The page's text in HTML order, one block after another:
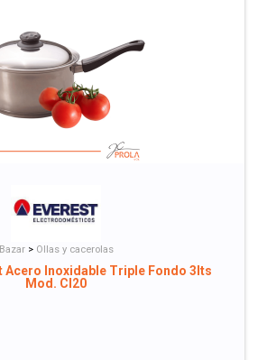
Bazar >Ollas y cacerolas
Acero Inoxidable Triple Fondo 3lts
Mod. CI20